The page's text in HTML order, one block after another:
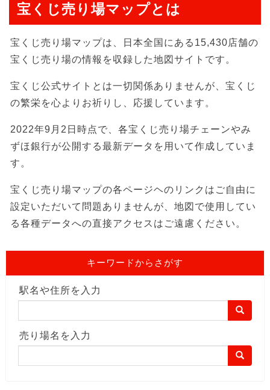
宝くじ売り場マップとは
宝くじ売り場マップは、日本全国にある15,430店舗の
宝くじ売り場の情報を収録した地図サイトです。
宝くじ公式サイトとは一切関係ありませんが、宝くじ
の繁栄を心よりお祈りし、応援しています。
2022年9月2日時点で、各宝くじ売り場チェーンやみ
ずほ銀行が公開する最新データを用いて作成していま
す。
宝くじ売り場マップの各ページヘのリンクはご自由に
設定いただいて問題ありませんが、地図で使用してい
る各種データへの直接アクセスはご遠慮ください。
キーワードからさがす
駅名や住所を入力
売り場名を入力